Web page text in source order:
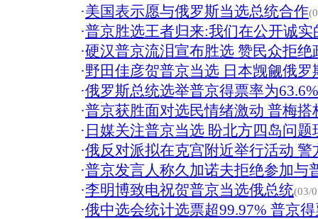
·美国表示愿与俄罗斯当选总统合作
·普京胜选王者归来:我们在公开诚实
·硬汉普京流泪宣布胜选 赞民众拒绝
·野田佳彦贺普京当选 日本觊觎俄罗
·俄罗斯总统选举普京得票率为63.6%
·普京获胜面对选民情绪激动 普梅搭
· 日媒关注普京当选 盼北方四岛问题
·俄反对派拟在克宫附近举行活动 警
·普京发言人称久加诺夫拒绝参加与
·李明博致电祝贺普京当选俄总统(03/
·俄中选会统计选票超99.97% 普京